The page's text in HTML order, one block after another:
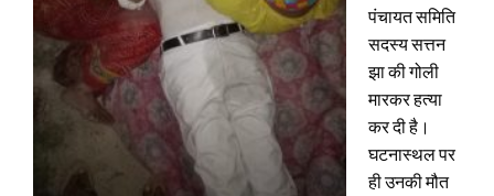
पंचायत समिति
सदस्य सत्तन
झा की गोली
मारकर हत्या
कर दी है।
घटनास्थल पर
ही उनकी मौत